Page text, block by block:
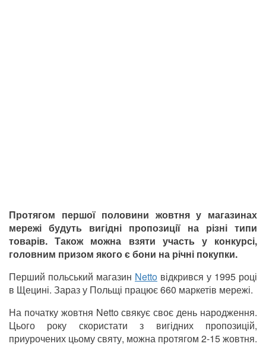
Протягом першої половини жовтня у магазинах
мережі будуть вигідні пропозиції на різні типи
товарів. Також можна взяти участь у конкурсі,
головним призом якого є бони на річні покупки.
Перший польський магазин Netto відкрився у 1995 році
в Щецині. Зараз у Польщі працює 660 маркетів мережі.
На початку жовтня Netto свякує своє день народження.
Цього року скористати з вигідних пропозицій,
приурочених цьому святу, можна протягом 2-15 жовтня.